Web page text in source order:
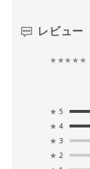
レビュー
★ 5
★ 4
★ 3
★ 2